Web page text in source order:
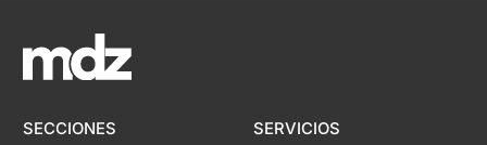
SECCIONES SERVICIOS